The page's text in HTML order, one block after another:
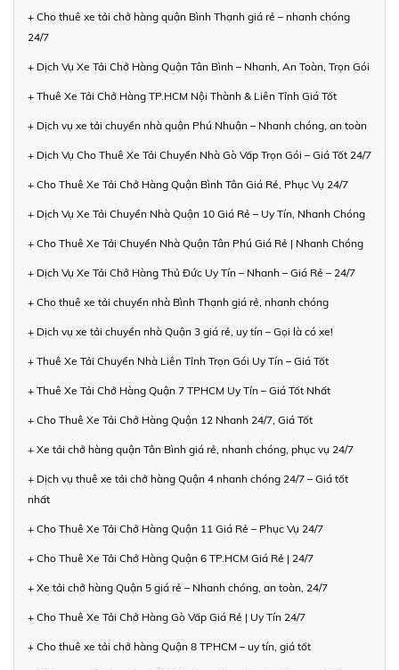
+ Cho thuê xe tải chở hàng quận Bình Thạnh giá rẻ – nhanh chóng
24/7
+ Dịch Vụ Xe Tải Chở Hàng Quận Tân Bình – Nhanh, An Toàn, Trọn Gói
+ Thuê Xe Tải Chở Hàng TP.HCM Nội Thành & Liên Tỉnh Giá Tốt
+ Dịch vụ xe tải chuyển nhà quận Phú Nhuận – Nhanh chóng, an toàn
+ Dịch Vụ Cho Thuê Xe Tải Chuyển Nhà Gò Vấp Trọn Gói – Giá Tốt 24/7
+ Cho Thuê Xe Tải Chở Hàng Quận Bình Tân Giá Rẻ, Phục Vụ 24/7
+ Dịch Vụ Xe Tải Chuyển Nhà Quận 10 Giá Rẻ – Uy Tín, Nhanh Chóng
+ Cho Thuê Xe Tải Chuyển Nhà Quận Tân Phú Giá Rẻ | Nhanh Chóng
+ Dịch Vụ Xe Tải Chở Hàng Thủ Đức Uy Tín – Nhanh – Giá Rẻ – 24/7
+ Cho thuê xe tải chuyển nhà Bình Thạnh giá rẻ, nhanh chóng
+ Dịch vụ xe tải chuyển nhà Quận 3 giá rẻ, uy tín – Gọi là có xe!
+ Thuê Xe Tải Chuyển Nhà Liên Tỉnh Trọn Gói Uy Tín – Giá Tốt
+ Thuê Xe Tải Chở Hàng Quận 7 TPHCM Uy Tín – Giá Tốt Nhất
+ Cho Thuê Xe Tải Chở Hàng Quận 12 Nhanh 24/7, Giá Tốt
+ Xe tải chở hàng quận Tân Bình giá rẻ, nhanh chóng, phục vụ 24/7
+ Dịch vụ thuê xe tải chở hàng Quận 4 nhanh chóng 24/7 – Giá tốt
nhất
+ Cho Thuê Xe Tải Chở Hàng Quận 11 Giá Rẻ – Phục Vụ 24/7
+ Cho Thuê Xe Tải Chở Hàng Quận 6 TP.HCM Giá Rẻ | 24/7
+ Xe tải chở hàng Quận 5 giá rẻ – Nhanh chóng, an toàn, 24/7
+ Cho Thuê Xe Tải Chở Hàng Gò Vấp Giá Rẻ | Uy Tín 24/7
+ Cho thuê xe tải chở hàng Quận 8 TPHCM – uy tín, giá tốt